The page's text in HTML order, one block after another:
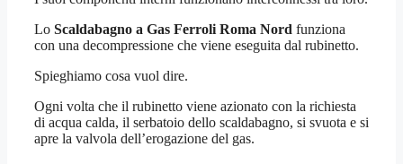
Lo Scaldabagno a Gas Ferroli Roma Nord funziona
con una decompressione che viene eseguita dal rubinetto.
Spieghiamo cosa vuol dire.
Ogni volta che il rubinetto viene azionato con la richiesta
di acqua calda, il serbatoio dello scaldabagno, si svuota e si
apre la valvola dell’erogazione del gas.